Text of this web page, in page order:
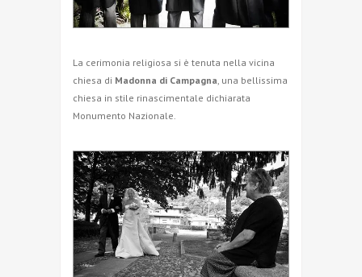
La cerimonia religiosa si è tenuta nella vicina
chiesa di Madonna di Campagna , una bellissima
chiesa in stile rinascimentale dichiarata
Monumento Nazionale.